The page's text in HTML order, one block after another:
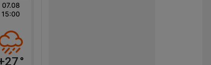
07.08
15:00
°